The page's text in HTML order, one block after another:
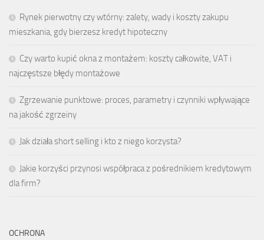
Rynek pierwotny czy wtórny: zalety, wady i koszty zakupu
mieszkania, gdy bierzesz kredyt hipoteczny
Czy warto kupić okna z montażem: koszty całkowite, VAT i
najczęstsze błędy montażowe
Zgrzewanie punktowe: proces, parametry i czynniki wpływające
na jakość zgrzeiny
Jak działa short selling i kto z niego korzysta?
Jakie korzyści przynosi współpraca z pośrednikiem kredytowym
dla firm?
OCHRONA